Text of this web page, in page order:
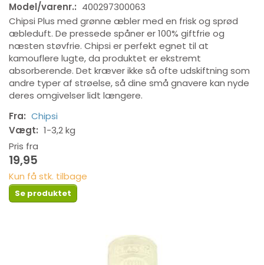
Model/varenr.: 400297300063
Chipsi Plus med grønne æbler med en frisk og sprød
æbleduft. De pressede spåner er 100% giftfrie og
næsten støvfrie. Chipsi er perfekt egnet til at
kamouflere lugte, da produktet er ekstremt
absorberende. Det kræver ikke så ofte udskiftning som
andre typer af strøelse, så dine små gnavere kan nyde
deres omgivelser lidt længere.
Fra: Chipsi
Vægt: 1-3,2 kg
Pris fra
19,95
Kun få stk. tilbage
Se produktet